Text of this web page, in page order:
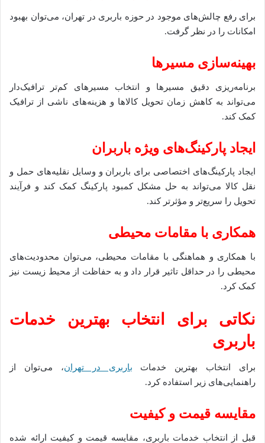
برای رفع چالش‌های موجود در حوزه باربری در تهران، می‌توان بهبود
امکانات را در نظر گرفت.
بهینه‌سازی مسیرها
برنامه‌ریزی دقیق مسیرها و انتخاب مسیرهای کم‌تر ترافیک‌دار
می‌تواند به کاهش زمان تحویل کالاها و هزینه‌های ناشی از ترافیک
کمک کند.
ایجاد پارکینگ‌های ویژه باربران
ایجاد پارکینگ‌های اختصاصی برای باربران و وسایل نقلیه‌های حمل و
نقل کالا می‌تواند به حل مشکل کمبود پارکینگ کمک کند و فرآیند
تحویل را سریع‌تر و مؤثرتر کند.
همکاری با مقامات محیطی
با همکاری و هماهنگی با مقامات محیطی، می‌توان محدودیت‌های
محیطی را در حداقل تاثیر قرار داد و به حفاظت از محیط زیست نیز
کمک کرد.
نکاتی برای انتخاب بهترین خدمات
باربری
برای انتخاب بهترین خدمات باربری در تهران، می‌توان از
راهنمایی‌های زیر استفاده کرد.
مقایسه قیمت و کیفیت
قبل از انتخاب خدمات باربری، مقایسه قیمت و کیفیت ارائه شده